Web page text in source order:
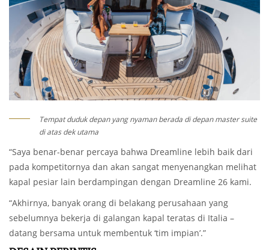
Tempat duduk depan yang nyaman berada di depan master suite
di atas dek utama
“Saya benar-benar percaya bahwa Dreamline lebih baik dari
pada kompetitornya dan akan sangat menyenangkan melihat
kapal pesiar lain berdampingan dengan Dreamline 26 kami.
“Akhirnya, banyak orang di belakang perusahaan yang
sebelumnya bekerja di galangan kapal teratas di Italia –
datang bersama untuk membentuk ‘tim impian’.”